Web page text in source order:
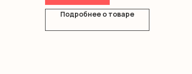
Подробнее о товаре